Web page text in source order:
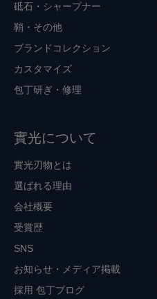
砥石・シャープナー
鞘・その他
ブランドコレクション
カスタマイズ
包丁研ぎ・修理
實光について
實光刃物とは
選ばれる理由
会社概要
受賞歴
SNS
お知らせ・メディア掲載
採用 包丁ブログ